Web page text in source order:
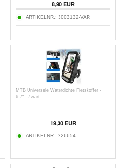
8,90EUR
ARTIKELNR.: 3003132-VAR
MTB Universele Waterdichte Fietskoffer -
6.7" - Zwart
19,30EUR
ARTIKELNR.: 226654